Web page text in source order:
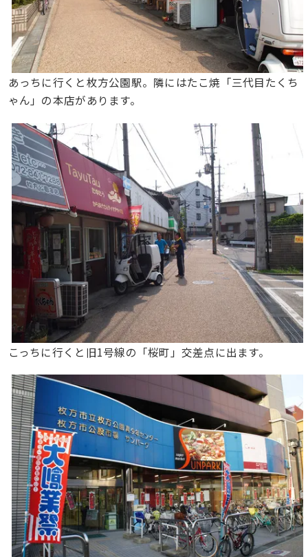
あっちに行くと枚方公園駅。隣にはたこ焼「三代目たくち
ゃん」の本店があります。
こっちに行くと旧1号線の「桜町」交差点に出ます。